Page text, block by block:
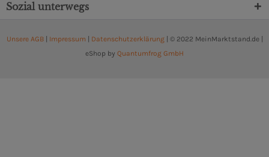
Sozial unterwegs
Unsere AGB| Impressum Datenschutzerklärung| © 2022 MeinMarktstand.de |
eShop by Quantumfrog GmbH